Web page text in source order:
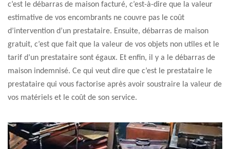
c’est le débarras de maison facturé, c’est-à-dire que la valeur
estimative de vos encombrants ne couvre pas le coût
d’intervention d’un prestataire. Ensuite, débarras de maison
gratuit, c’est que fait que la valeur de vos objets non utiles et le
tarif d’un prestataire sont égaux. Et enfin, il y a le débarras de
maison indemnisé. Ce qui veut dire que c’est le prestataire le
prestataire qui vous factorise après avoir soustraire la valeur de
vos matériels et le coût de son service.